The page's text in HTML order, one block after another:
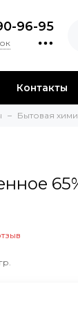
96-95
Контакты
Бытовая